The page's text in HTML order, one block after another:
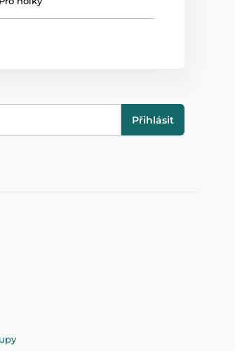
Přihlásit